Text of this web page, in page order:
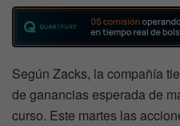
Según Zacks, la compañía
de ganancias esperada de
curso. Este martes las